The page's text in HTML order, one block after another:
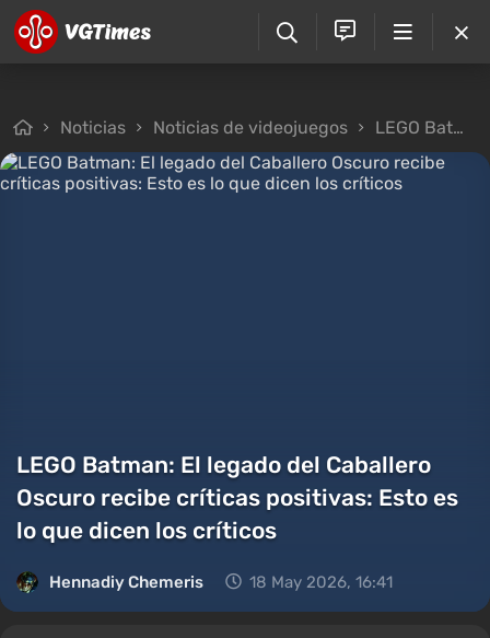
Noticias Noticias de videojuegos LEGO Batman: El legado del Caballero Oscuro recibe críticas positivas: Esto es lo que dicen los críticos
LEGO Batman: El legado del Caballero
Oscuro recibe críticas positivas: Esto es
lo que dicen los críticos
Hennadiy Chemеris 18 May 2026, 16:41